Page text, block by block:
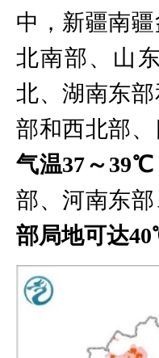
中，新疆南
北南部、山
北、湖南东
部和西北部
气温37～39℃
部、河南东
部局地可达